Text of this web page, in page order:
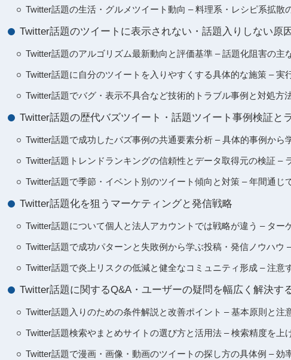
Twitter話題の生活・グルメツイート動向 – 料理系・レシピ系拡散
Twitter話題のツイートに表示されない・話題入りしない原
Twitter話題のアルゴリズム最新動向と評価基準 – 話題化阻害の主
Twitter話題に自分のツイートを入りやすくする具体的な施策 – 実
Twitter話題でバグ・表示不具合など技術的トラブル事例と対処方
Twitter話題の歴代バズツイート・話題ツイート事例検証と
Twitter話題で成功したバズ事例の共通要素分析 – 具体的事例から
Twitter話題トレンドランキングの信頼性とデータ取得元の検証 –
Twitter話題で季節・イベント別のツイート傾向と対策 – 年間通じ
Twitter話題化を狙うマーケティングと発信戦略
Twitter話題について個人と法人アカウントでは戦略が違う – ター
Twitter話題で成功パターンと失敗例から学ぶ投稿・発信ノウハウ
Twitter話題で炎上リスクの低減と健全なコミュニティ形成 – 注意
Twitter話題に関するQ&A・ユーザーの疑問を幅広く解決す
Twitter話題入りのための条件解説と改善ポイント – 基本原則と注
Twitter話題検索やまとめサイトの選び方と活用法 – 検索精度を上
Twitter話題で漫画・画像・動画のツイートの探し方の具体例 – 効